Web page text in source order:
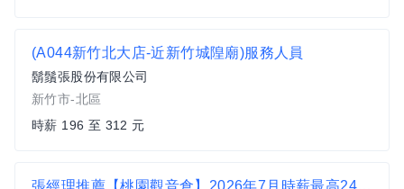
(A044新竹北大店-近新竹城隍廟)服務人員
鬍鬚張股份有限公司
新竹市-北區
時薪 196 至 312 元
張經理推薦【桃園觀音倉】2026年7月時薪最高245 早班